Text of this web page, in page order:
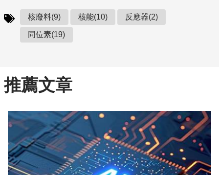
核廢料(9) 核能(10) 反應器(2)
同位素(19)
推薦文章